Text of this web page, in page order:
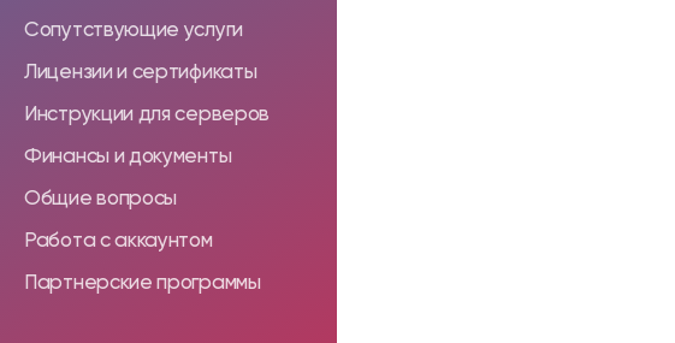
Сопутствующие услуги
Лицензии и сертификаты
Инструкции для серверов
Финансы и документы
Общие вопросы
Работа с аккаунтом
Партнерские программы